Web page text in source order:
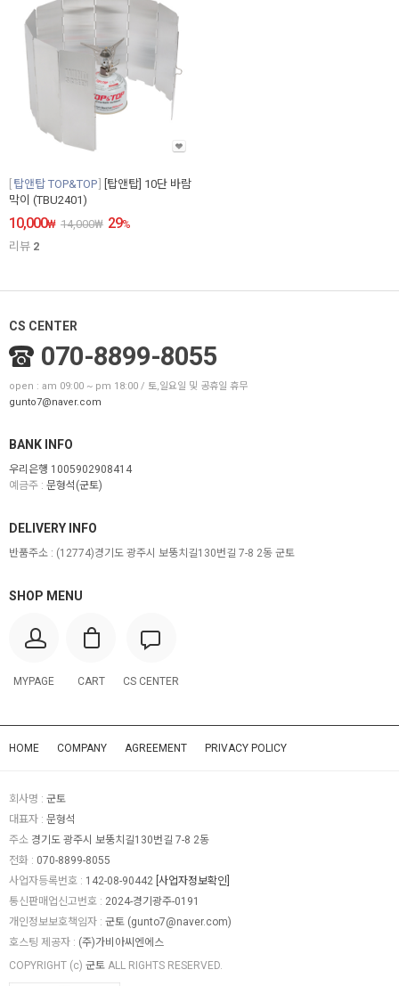
탑앤탑 TOP&TOP
[탑앤탑] 10단 바람
막이 (TBU2401)
10,000₩ 14,000₩ 29%
리뷰 2
CS CENTER
070-8899-8055
open : am 09:00 ~ pm 18:00 / 토,일요일 및 공휴일 휴무
gunto7@naver.com
BANK INFO
우리은행 1005902908414
예금주 : 문형석(군토)
SHOP MENU
MYPAGE CART CS CENTER
DELIVERY INFO
반품주소 : (12774)경기도 광주시 보뚱치길130번길 7-8 2동 군토
HOME COMPANY AGREEMENT PRIVACY POLICY
회사명 : 군토
대표자 : 문형석
주소 경기도 광주시 보뚱치길130번길 7-8 2동
전화 : 070-8899-8055
사업자등록번호 : 142-08-90442 [사업자정보확인]
통신판매업신고번호 : 2024-경기광주-0191
개인정보보호책임자 : 군토 (gunto7@naver.com)
호스팅 제공자 : (주)가비아씨엔에스
COPYRIGHT (c) 군토 ALL RIGHTS RESERVED.